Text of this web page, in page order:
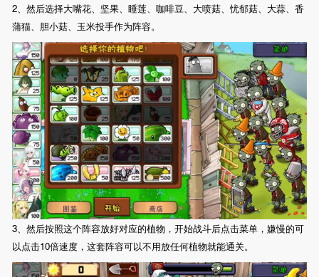
2、然后选择大嘴花、坚果、睡莲、咖啡豆、大喷菇、忧郁菇、大蒜、香
蒲猫、胆小菇、玉米投手作为阵容。
3、然后按照这个阵容放好对应的植物，开始战斗后点击菜单，嫌慢的可
以点击10倍速度，这套阵容可以不用放任何植物就能通关。